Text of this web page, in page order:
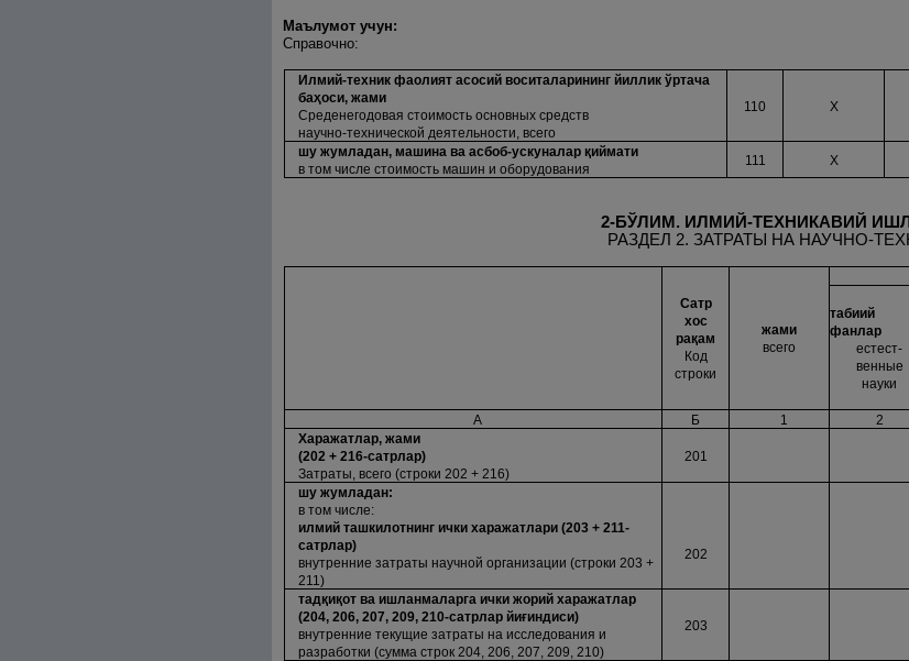
Маълумот учун:
Справочно:
Илмий-техник фаолият асосий воситаларининг йиллик ўртача
баҳоси, жами
Среденегодовая стоимость основных средств
научно-технической деятельности, всего
110 Х
шу жумладан, машина ва асбоб-ускуналар қиймати
в том числе стоимость машин и оборудования
111 Х
2-БЎЛИМ. ИЛМИЙ-ТЕХНИКАВИЙ
РАЗДЕЛ 2. ЗАТРАТЫ НА НАУЧНО-
Сатр
хос
рақам
Код
строки
жами
всего
табиий
фанлар
естест-
венные
науки
А
Б 1 2
Харажатлар, жами
(202 + 216-сатрлар)
Затраты, всего (строки 202 + 216)
201
шу жумладан:
в том числе:
илмий ташкилотнинг ички харажатлари (203 + 211-
сатрлар)
внутренние затраты научной организации (строки 203 +
211)
202
тадқиқот ва ишланмаларга ички жорий харажатлар
(204, 206, 207, 209, 210-сатрлар йиғиндиси)
внутренние текущие затраты на исследования и
разработки (сумма строк 204, 206, 207, 209, 210)
203